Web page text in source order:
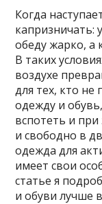
Когда
капризничать:
обеду жарко, а
В таких
воздухе
для тех, кто не
одежду и
вспотеть и
и свободно в
одежда для
имеет свои
статье я
и обуви лучше